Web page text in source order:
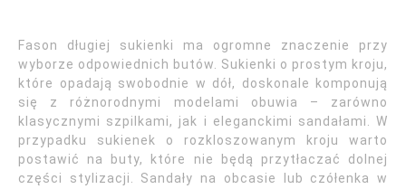
Fason długiej sukienki ma ogromne znaczenie przy
wyborze odpowiednich butów. Sukienki o prostym kroju,
które opadają swobodnie w dół, doskonale komponują
się z różnorodnymi modelami obuwia – zarówno
klasycznymi szpilkami, jak i eleganckimi sandałami. W
przypadku sukienek o rozkloszowanym kroju warto
postawić na buty, które nie będą przytłaczać dolnej
części stylizacji. Sandały na obcasie lub czółenka w